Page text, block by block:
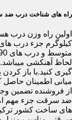
راه های شناخت درب ضد
لحاظ آهنکشی
گیری کنید.با باز
میانی اطمینان حاصل
از فروشنده تضمین
ضد سرقت جزء مهم
های ساخت کشور